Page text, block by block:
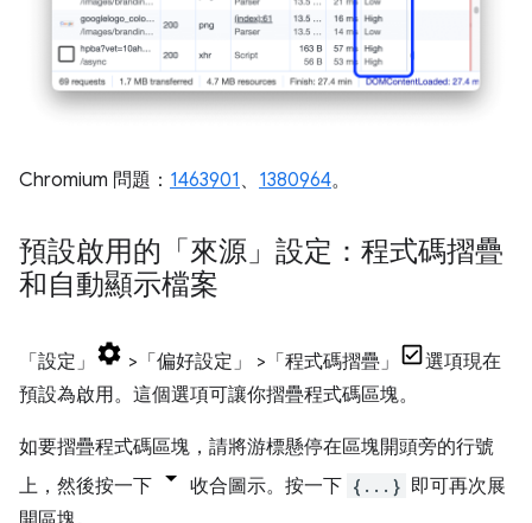
Chromium 問題： 1463901 、 1380964。
預設啟用的「來源」設定：程式碼摺疊
和自動顯示檔案
「設定」 >「偏好設定」 >「程式碼摺疊」
選項現在
預設為啟用。這個選項可讓你摺疊程式碼區塊。
如要摺疊程式碼區塊，請將游標懸停在區塊開頭旁的行號
上，然後按一下
收合圖示。按一下 {...} 即可再次展